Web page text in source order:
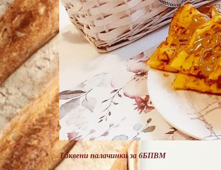
Тиквени палачинки за 6БПВМ